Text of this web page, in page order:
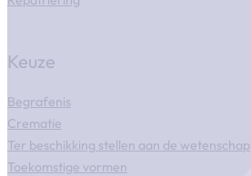
Keuze
Begrafenis
Crematie
Ter beschikking stellen aan de wetenschap
Toekomstige vormen